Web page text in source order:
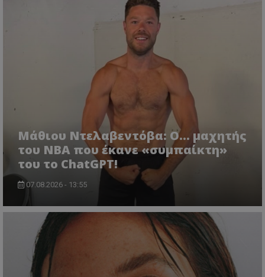
Μάθιου Ντελαβεντόβα: Ο… μαχητής
του NBA που έκανε «συμπαίκτη»
του το ChatGPT!
07.08.2026 - 13:55